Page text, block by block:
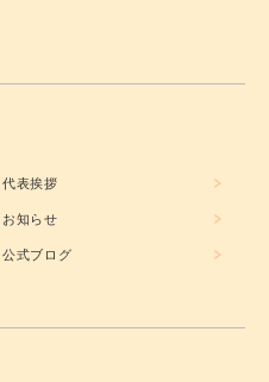
代表挨拶
お知らせ
公式ブログ